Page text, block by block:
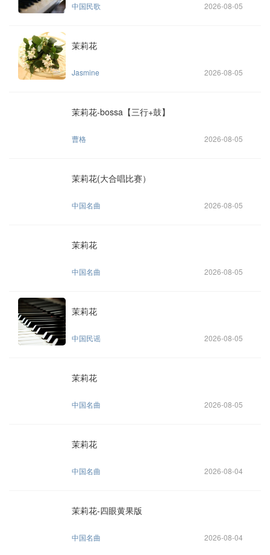
中国民歌 2026-08-05
茉莉花
Jasmine 2026-08-05
茉莉花-bossa【三行+鼓】
曹格 2026-08-05
茉莉花(大合唱比赛）
中国名曲 2026-08-05
茉莉花
中国名曲 2026-08-05
茉莉花
中国民谣 2026-08-05
茉莉花
中国名曲 2026-08-05
茉莉花
中国名曲 2026-08-04
茉莉花-四眼黄果版
中国名曲 2026-08-04